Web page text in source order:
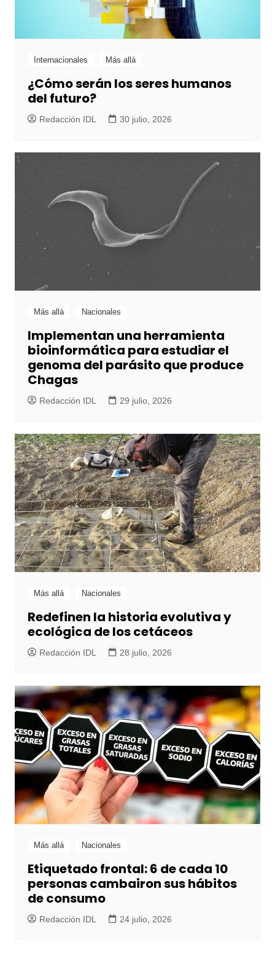
Internacionales Más allá
¿Cómo serán los seres humanos
del futuro?
Redacción IDL 30 julio, 2026
Más allá Nacionales
Implementan una herramienta
bioinformática para estudiar el
genoma del parásito que produce
Chagas
Redacción IDL 29 julio, 2026
Más allá Nacionales
Redefinen la historia evolutiva y
ecológica de los cetáceos
Redacción IDL 28 julio, 2026
Más allá Nacionales
Etiquetado frontal: 6 de cada 10
personas cambairon sus hábitos
de consumo
Redacción IDL 24 julio, 2026